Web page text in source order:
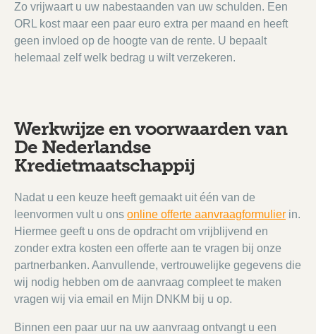
Zo vrijwaart u uw nabestaanden van uw schulden. Een
ORL kost maar een paar euro extra per maand en heeft
geen invloed op de hoogte van de rente. U bepaalt
helemaal zelf welk bedrag u wilt verzekeren.
Werkwijze en voorwaarden van
De Nederlandse
Kredietmaatschappij
Nadat u een keuze heeft gemaakt uit één van de
leenvormen vult u ons online offerte aanvraagformulier in.
Hiermee geeft u ons de opdracht om vrijblijvend en
zonder extra kosten een offerte aan te vragen bij onze
partnerbanken. Aanvullende, vertrouwelijke gegevens die
wij nodig hebben om de aanvraag compleet te maken
vragen wij via email en Mijn DNKM bij u op.
Binnen een paar uur na uw aanvraag ontvangt u een